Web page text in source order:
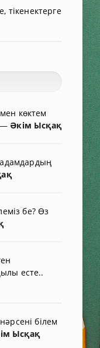
тікенектерге
көктем
— Әкім Ысқақ
адамдардың
бе? Өз
есте..
білем
Ысқақ